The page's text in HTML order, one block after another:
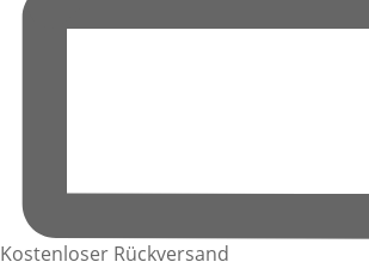
Kostenloser Rückversand